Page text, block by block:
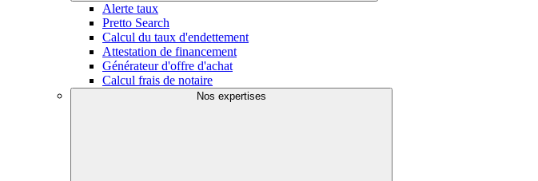
Alerte taux
Pretto Search
Calcul du taux d'endettement
Attestation de financement
Générateur d'offre d'achat
Calcul frais de notaire
Nos expertises